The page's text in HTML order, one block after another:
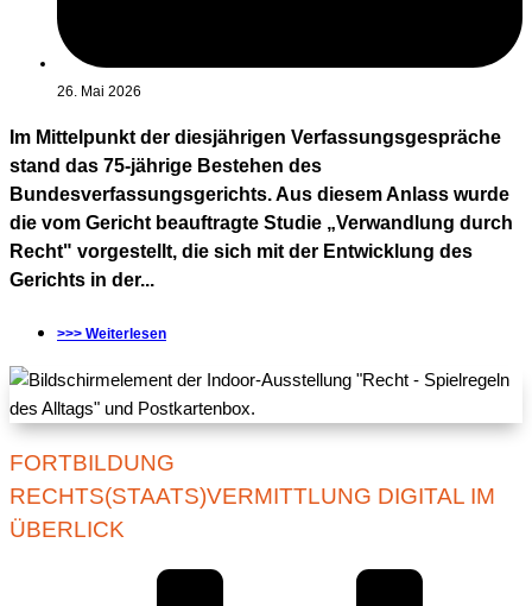
26. Mai 2026
Im Mittelpunkt der diesjährigen Verfassungsgespräche
stand das 75-jährige Bestehen des
Bundesverfassungsgerichts. Aus diesem Anlass wurde
die vom Gericht beauftragte Studie „Verwandlung durch
Recht" vorgestellt, die sich mit der Entwicklung des
Gerichts in der...
>>> Weiterlesen
FORTBILDUNG
RECHTS(STAATS)VERMITTLUNG DIGITAL IM
ÜBERLICK